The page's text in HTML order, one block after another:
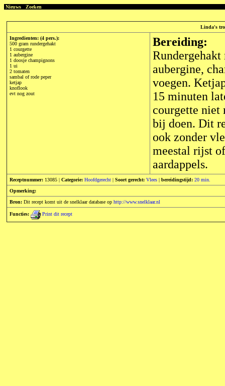
Nieuws Zoeken
Linda's
Ingredienten: (4 pers.):
500 gram rundergehakt
1 courgette
1 aubergine
1 doosje champignons
1 ui
2 tomaten
sambal of rode peper
ketjap
knoflook
evt nog zout
Bereiding:
aubergine,
voegen.
15 minuten
courgette niet
bij doen. Dit
ook zonder
meestal rijst
aardappels.
Receptnummer: 13085 | Categorie: Hoofdgerecht | Soort gerecht: Vlees | bereidingstijd: 20 min.
Opmerking:
Bron: Dit recept komt uit de snelklaar database op http://www.snelklaar.nl
Functies: Print dit recept